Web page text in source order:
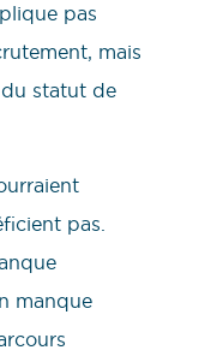
pas
mais
statut de
pas.
manque